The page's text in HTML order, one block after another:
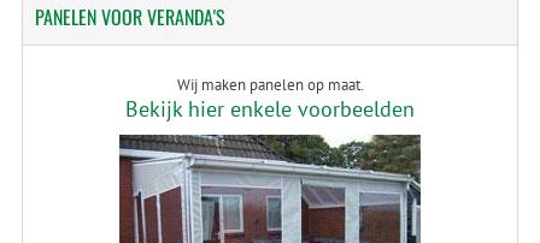
PANELENVOOR VERANDA'S
Wij maken panelen op maat.
Bekijk hier enkele voorbeelden